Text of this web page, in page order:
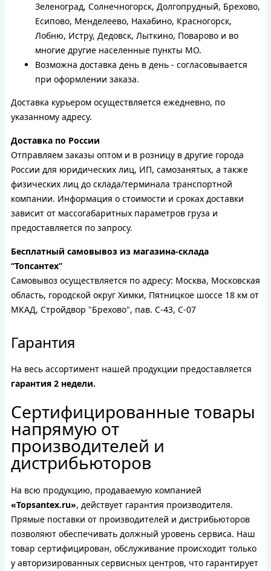
Зеленоград, Солнечногорск, Долгопрудный, Брехово,
Есипово, Менделеево, Нахабино, Красногорск,
Лобню, Истру, Дедовск, Лыткино, Поварово и во
многие другие населенные пункты МО.
Возможна доставка день в день - согласовывается
при оформлении заказа.
Доставка курьером осуществляется ежедневно, по
указанному адресу.
Доставка по России
Отправляем заказы оптом и в розницу в другие города
России для юридических лиц, ИП, самозанятых, а также
физических лиц до склада/терминала транспортной
компании. Информация о стоимости и сроках доставки
зависит от массогабаритных параметров груза и
предоставляется по запросу.
Бесплатный самовывоз из магазина-склада
“Топсантех”
Самовывоз осуществляется по адресу: Москва, Московская
область, городской округ Химки, Пятницкое шоссе 18 км от
МКАД, Стройдвор "Брехово", пав. С-43, С-07
Гарантия
На весь ассортимент нашей продукции предоставляется
гарантия 2 недели.
Сертифицированные товары
напрямую от
производителей и
дистрибьюторов
На всю продукцию, продаваемую компанией
«Topsantex.ru», действует гарантия производителя.
Прямые поставки от производителей и дистрибьюторов
позволяют обеспечивать должный уровень сервиса. Наш
товар сертифицирован, обслуживание происходит только
у авторизированных сервисных центров, что гарантирует